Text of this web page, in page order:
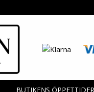
BUTIKENS ÖPPETTIDER